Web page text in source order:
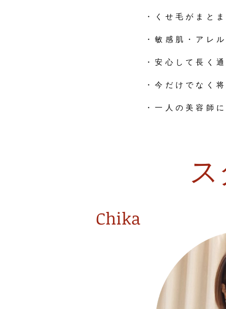
・くせ毛がまと
・敏感肌・アレ
・安心して長く
・今だけでなく
・一人の美容師
Chika